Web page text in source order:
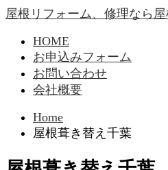
屋根リフォーム、修理なら
HOME
お申込みフォーム
お問い合わせ
会社概要
Home
屋根葺き替え千葉